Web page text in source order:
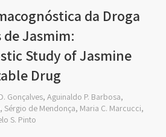
da Droga
Jasmim:
Study of Jasmine
Drug
Gonçalves, Aguinaldo P. Barbosa,
Sérgio de Mendonça, Maria C. Marcucci,
S. Pinto